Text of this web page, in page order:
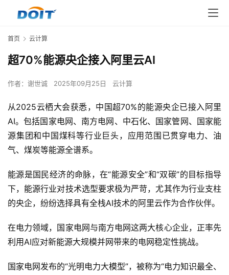
首页 云计算
超70%能源央企接入阿里云AI
作者： 谢世诚 2025年09月25日 云计算
从2025云栖大会获悉，中国超70%的能源央企已接入阿里
AI。包括国家电网、南方电网、中石化、国家管网、国家能
源集团和中国煤科等行业巨头，应用范围已贯穿电力、油
气、煤炭等能源全谱系。
能源是国民经济的命脉，在“能源安全”和“双碳”的目标指导
下，能源行业对技术选型要求极为严苛，尤其作为行业支柱
的央企，纷纷选择具有全栈AI技术的阿里云作为合作伙伴。
在电力领域，国家电网与南方电网这两大核心企业，正率先
利用AI应对新能源大规模并网带来的电网稳定性挑战。
国家电网发布的“光明电力大模型”，被称为“电力知识最全、